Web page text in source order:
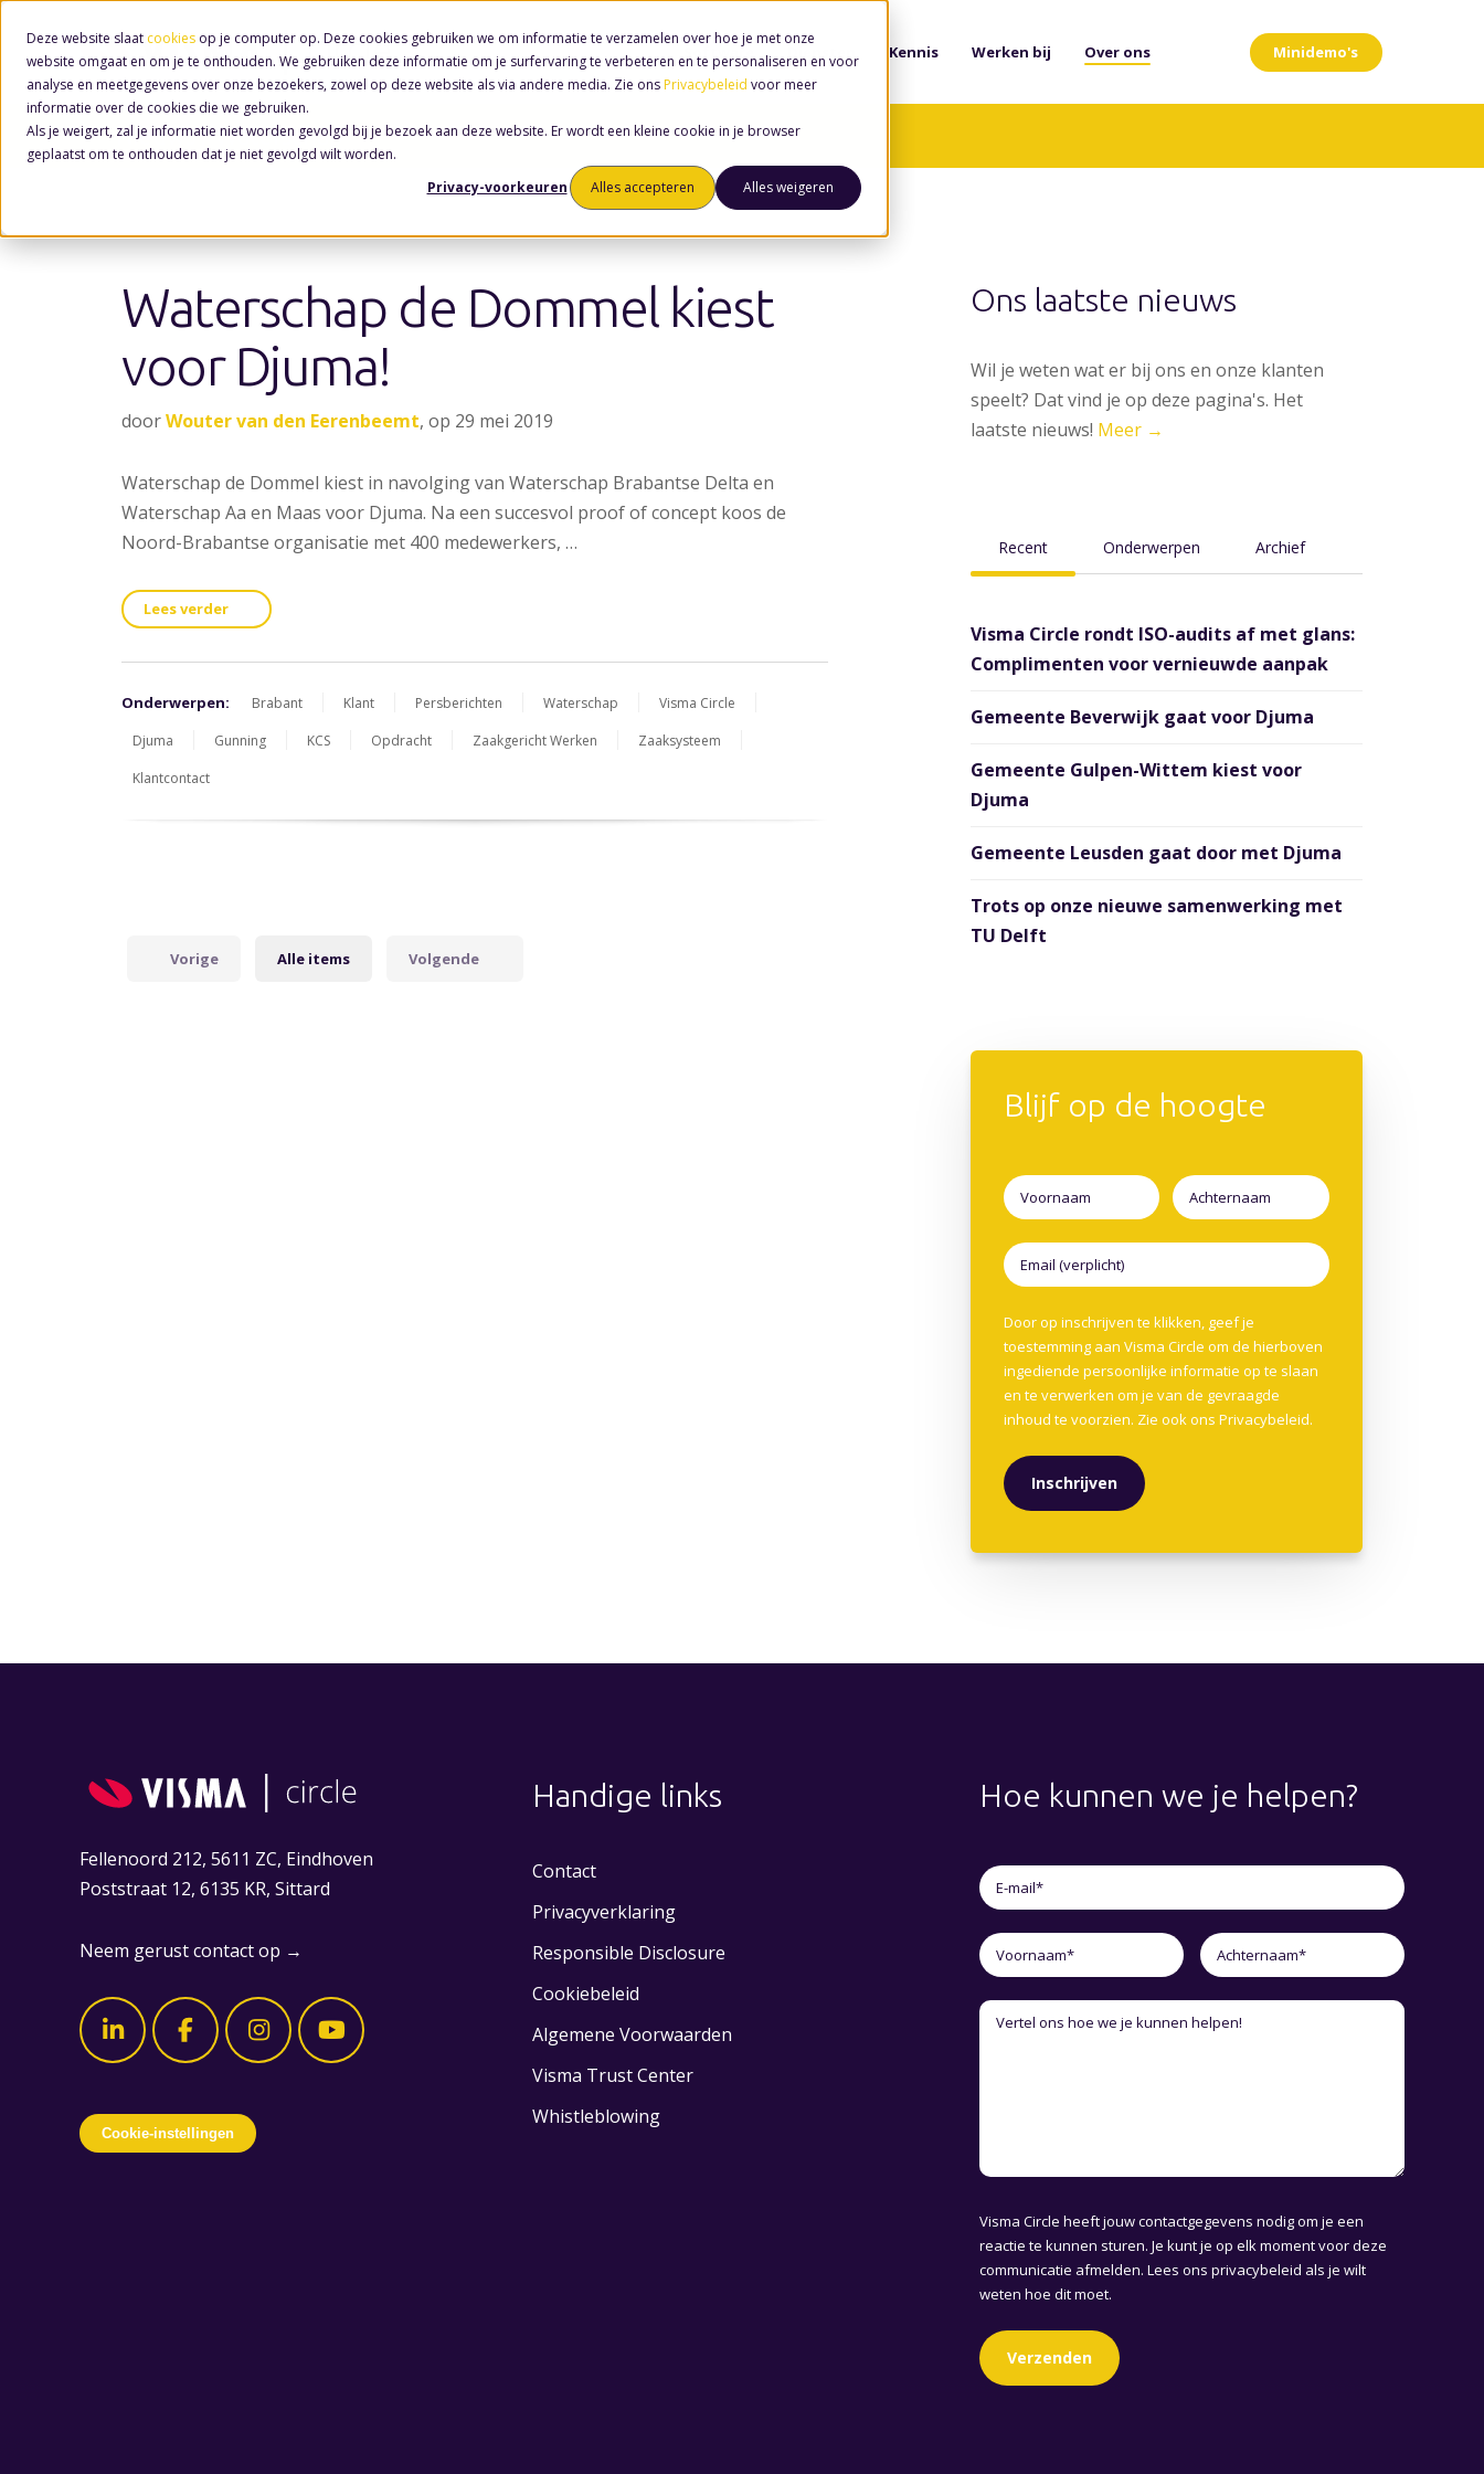
Deze website slaat cookies op je computer op. Deze cookies gebruiken we om informatie te verzamelen over hoe je met onze
website omgaat en om je te onthouden. We gebruiken deze informatie om je surfervaring te verbeteren en te personaliseren en voor
analyse en meetgegevens over onze bezoekers, zowel op deze website als via andere media. Zie ons Privacybeleid voor meer
informatie over de cookies die we gebruiken.
Als je weigert, zal je informatie niet worden gevolgd bij je bezoek aan deze website. Er wordt een kleine cookie in je browser
geplaatst om te onthouden dat je niet gevolgd wilt worden.
Privacy-voorkeuren
Alles accepteren Alles weigeren
Software Kennis Werken bij Over ons Minidemo's
Nieuws/ Waterschap
Waterschap de Dommel kiest
voor Djuma!
doorWouter van den Eerenbeemt, op 29 mei 2019
Waterschap de Dommel kiest in navolging van Waterschap Brabantse Delta en
Waterschap Aa en Maas voor Djuma. Na een succesvol proof of concept koos de
Noord-Brabantse organisatie met 400 medewerkers, …
Lees verder
Onderwerpen: Brabant Klant Persberichten Waterschap
Visma Circle
Djuma
Gunning KCS Opdracht Zaakgericht Werken
Zaaksysteem
Klantcontact
Vorige Alle items Volgende
Ons laatste nieuws
Wil je weten wat er bij ons en onze klanten
speelt? Dat vind je op deze pagina's. Het
laatste nieuws! Meer →
Recent Onderwerpen Archief
Visma Circle rondt ISO-audits af met glans:
Complimenten voor vernieuwde aanpak
Gemeente Beverwijk gaat voor Djuma
Gemeente Gulpen-Wittem kiest voor
Djuma
Gemeente Leusden gaat door met Djuma
Trots op onze nieuwe samenwerking met
TU Delft
Blijf op de hoogte
Door op inschrijven te klikken, geef je
toestemming aan Visma Circle om de hierboven
ingediende persoonlijke informatie op te slaan
en te verwerken om je van de gevraagde
inhoud te voorzien. Zie ook ons Privacybeleid.
Fellenoord 212, 5611 ZC, Eindhoven
Poststraat 12, 6135 KR, Sittard
Neem gerust contact op →
Cookie-instellingen
Handige links
Contact
Privacyverklaring
Responsible Disclosure
Cookiebeleid
Algemene Voorwaarden
Visma Trust Center
Whistleblowing
Hoe kunnen we je helpen?
Visma Circle heeft jouw contactgegevens nodig om je een
reactie te kunnen sturen. Je kunt je op elk moment voor deze
communicatie afmelden. Lees onsprivacybeleid als je wilt
weten hoe dit moet.